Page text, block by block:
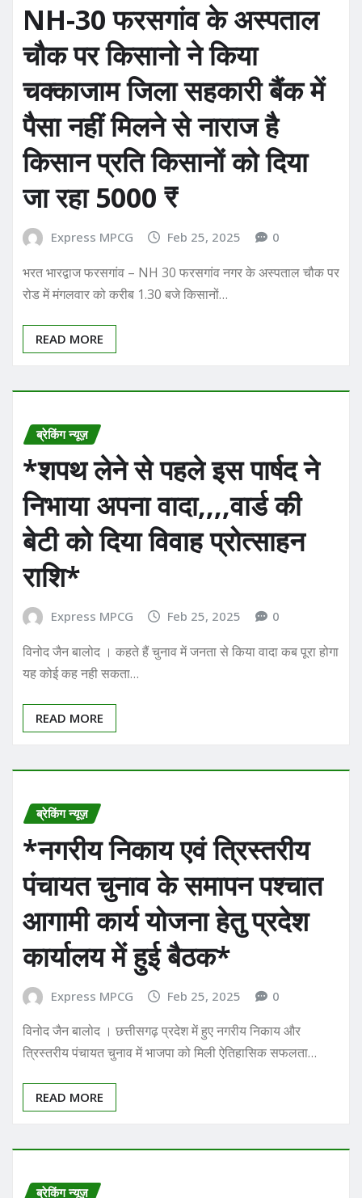
NH-30 फरसगांव के अस्पताल
चौक पर किसानो ने किया
चक्काजाम जिला सहकारी बैंक में
पैसा नहीं मिलने से नाराज है
किसान प्रति किसानों को दिया
जा रहा 5000 ₹
Express MPCG Feb 25, 2025 0
भरत भारद्वाज फरसगांव – NH 30 फरसगांव नगर के अस्पताल चौक पर
रोड में मंगलवार को करीब 1.30 बजे किसानों…
READ MORE
ब्रेकिंग न्यूज़
*शपथ लेने से पहले इस पार्षद ने
निभाया अपना वादा,,,,वार्ड की
बेटी को दिया विवाह प्रोत्साहन
राशि*
Express MPCG Feb 25, 2025 0
विनोद जैन बालोद । कहते हैं चुनाव में जनता से किया वादा कब पूरा होगा
यह कोई कह नही सकता…
READ MORE
ब्रेकिंग न्यूज़
*नगरीय निकाय एवं त्रिस्तरीय
पंचायत चुनाव के समापन पश्चात
आगामी कार्य योजना हेतु प्रदेश
कार्यालय में हुई बैठक*
Express MPCG Feb 25, 2025 0
विनोद जैन बालोद । छत्तीसगढ़ प्रदेश में हुए नगरीय निकाय और
त्रिस्तरीय पंचायत चुनाव में भाजपा को मिली ऐतिहासिक सफलता…
READ MORE
ब्रेकिंग न्यूज़